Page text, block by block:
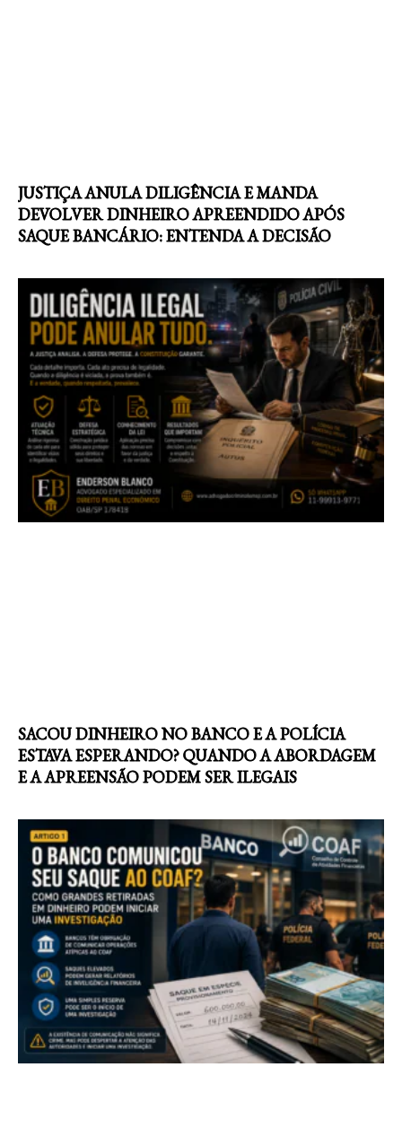
JUSTIÇA ANULA DILIGÊNCIA E MANDA
DEVOLVER DINHEIRO APREENDIDO APÓS
SAQUE BANCÁRIO: ENTENDA A DECISÃO
SACOU DINHEIRO NO BANCO E A POLÍCIA
ESTAVA ESPERANDO? QUANDO A ABORDAGEM
E A APREENSÃO PODEM SER ILEGAIS